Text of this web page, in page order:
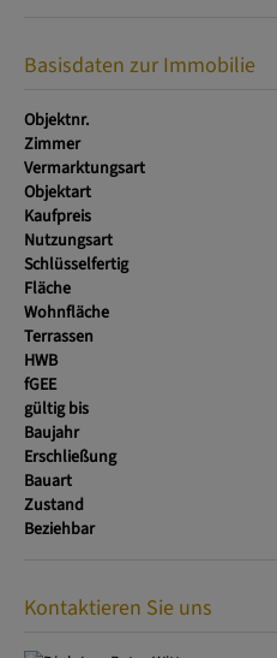
Basisdaten zur Immobilie
Objektnr.
Zimmer
Vermarktungsart
Objektart
Kaufpreis
Nutzungsart
Schlüsselfertig
Fläche
Wohnfläche
Terrassen
HWB
fGEE
gültig bis
Baujahr
Erschließung
Bauart
Zustand
Beziehbar
Kontaktieren Sie uns